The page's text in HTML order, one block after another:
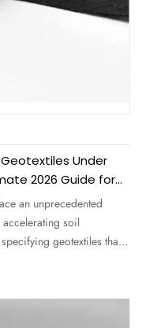
Under
2026 Guide for
an unprecedented
soil
geotextiles that
is no longer a
As a leading